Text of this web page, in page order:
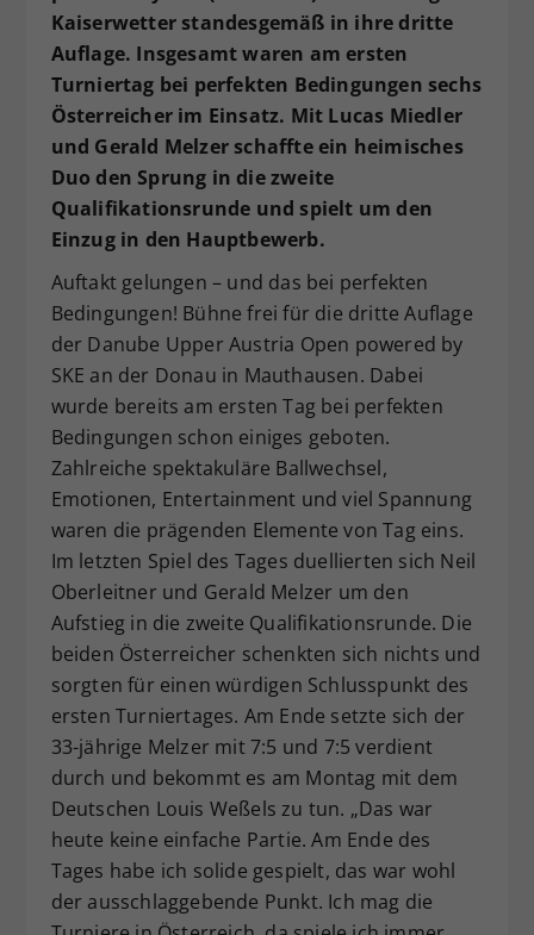
Kaiserwetter standesgemäß in ihre dritte
Auflage. Insgesamt waren am ersten
Turniertag bei perfekten Bedingungen sechs
Österreicher im Einsatz. Mit Lucas Miedler
und Gerald Melzer schaffte ein heimisches
Duo den Sprung in die zweite
Qualifikationsrunde und spielt um den
Einzug in den Hauptbewerb.
Auftakt gelungen – und das bei perfekten
Bedingungen! Bühne frei für die dritte Auflage
der Danube Upper Austria Open powered by
SKE an der Donau in Mauthausen. Dabei
wurde bereits am ersten Tag bei perfekten
Bedingungen schon einiges geboten.
Zahlreiche spektakuläre Ballwechsel,
Emotionen, Entertainment und viel Spannung
waren die prägenden Elemente von Tag eins.
Im letzten Spiel des Tages duellierten sich Neil
Oberleitner und Gerald Melzer um den
Aufstieg in die zweite Qualifikationsrunde. Die
beiden Österreicher schenkten sich nichts und
sorgten für einen würdigen Schlusspunkt des
ersten Turniertages. Am Ende setzte sich der
33-jährige Melzer mit 7:5 und 7:5 verdient
durch und bekommt es am Montag mit dem
Deutschen Louis Weßels zu tun. „Das war
heute keine einfache Partie. Am Ende des
Tages habe ich solide gespielt, das war wohl
der ausschlaggebende Punkt. Ich mag die
Zweck
Dieser Wert speichert Ihre Consent-
Einstellungen. Unter anderem eine
zufällig generierte ID, für die
historische Speicherung Ihrer
vorgenommen Einstellungen, falls der
Webseiten-Betreiber dies eingestellt
hat.